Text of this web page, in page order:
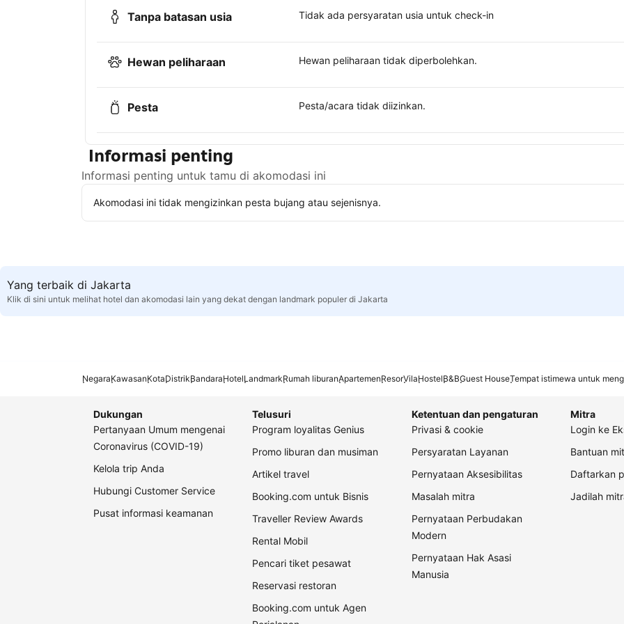
Tanpa batasan usia Tidak ada persyaratan usia untuk check-in
Hewan peliharaan Hewan peliharaan tidak diperbolehkan.
Pesta Pesta/acara tidak diizinkan.
Informasi penting
Informasi penting untuk tamu di akomodasi ini
Akomodasi ini tidak mengizinkan pesta bujang atau sejenisnya.
Yang terbaik di Jakarta
Klik di sini untuk melihat hotel dan akomodasi lain yang dekat dengan landmark populer di Jakarta
NegaraKawasanKotaDistrikBandaraHotelLandmarkRumah liburanApartemenResorVilaHostelB&BGuest HouseTempat istimewa untuk
Dukungan
Pertanyaan Umum mengenai
Coronavirus (COVID-19)
Kelola trip Anda
Hubungi Customer Service
Pusat informasi keamanan
Telusuri
Program loyalitas Genius
Promo liburan dan musiman
Artikel travel
Booking.com untuk Bisnis
Traveller Review Awards
Rental Mobil
Pencari tiket pesawat
Reservasi restoran
Booking.com untuk Agen
Ketentuan dan pengaturan
Privasi & cookie
Persyaratan Layanan
Pernyataan Aksesibilitas
Masalah mitra
Pernyataan Perbudakan
Modern
Pernyataan Hak Asasi
Manusia
Mitra
Login ke
Bantuan
Daftarkan
Jadilah